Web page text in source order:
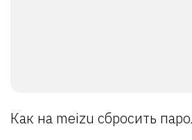
Как на meizu сбросить